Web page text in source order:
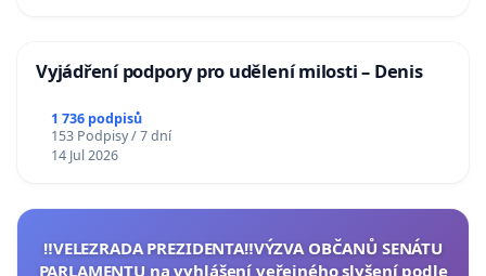
Vyjádření podpory pro udělení milosti – Denis
1 736 podpisů
153 Podpisy / 7 dní
14 Jul 2026
‼️VELEZRADA PREZIDENTA‼️VÝZVA OBČANŮ SENÁTU
PARLAMENTU na vyhlášení veřejného slyšení podle